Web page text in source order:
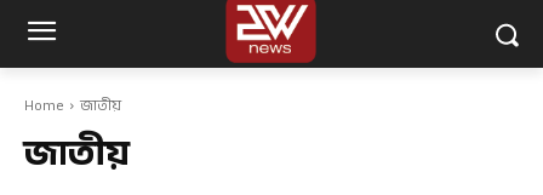
Home জাতীয়
জাতীয়